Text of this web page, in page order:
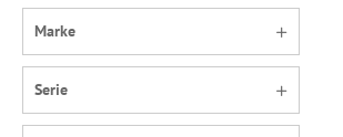
Marke
Serie